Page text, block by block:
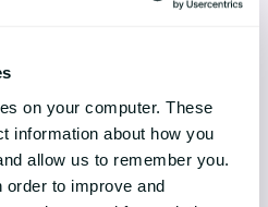
on your computer. These
information about how you
allow us to remember you.
order to improve and